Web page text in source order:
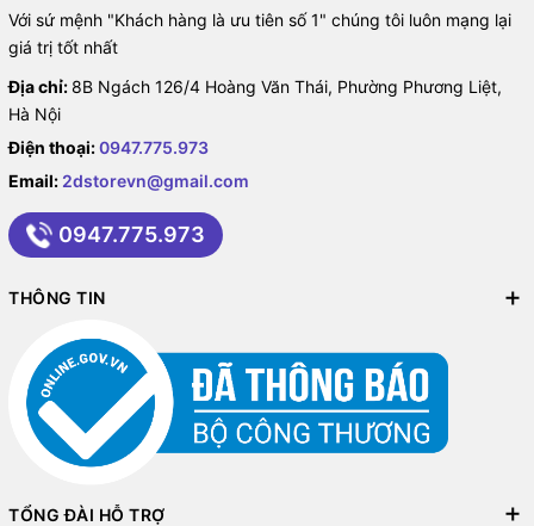
Với sứ mệnh "Khách hàng là ưu tiên số 1" chúng tôi luôn mạng lại
giá trị tốt nhất
Địa chỉ: 8B Ngách 126/4 Hoàng Văn Thái, Phường Phương Liệt,
Hà Nội
Điện thoại:0947.775.973
Email: 2dstorevn@gmail.com
0947.775.973
THÔNG TIN
TỔNG ĐÀI HỖ TRỢ